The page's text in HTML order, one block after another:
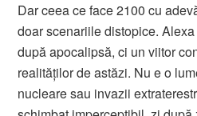
Dar ceea ce face 2100 cu
doar scenariile distopice.
după apocalipsă, ci un viitor
realităților de astăzi. Nu e o
nucleare sau invazii